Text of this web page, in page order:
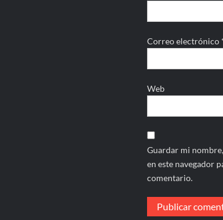
Correo electrónico
Web
Guardar mi
en este navegador
comentario.